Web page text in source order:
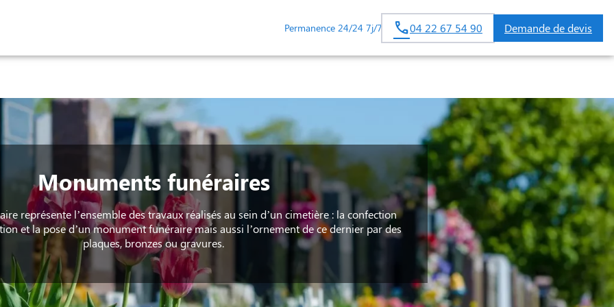
Permanence 24/24 7j/7 04 22 67 54 90 Demande de devis
Monuments funéraires
représente l’ensemble des travaux réalisés au sein d’un cimetière : la confection
et la pose d’un monument funéraire mais aussi l’ornement de ce dernier par des
plaques, bronzes ou gravures.